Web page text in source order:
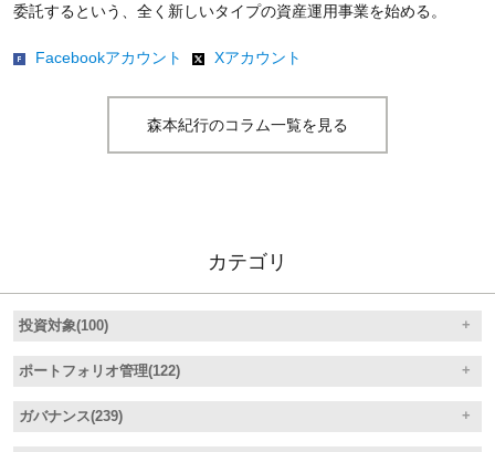
委託するという、全く新しいタイプの資産運用事業を始める。
Facebookアカウント Xアカウント
森本紀行のコラム一覧を見る
カテゴリ
投資対象(100)
ポートフォリオ管理(122)
ガバナンス(239)